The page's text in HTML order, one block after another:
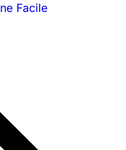
Facile